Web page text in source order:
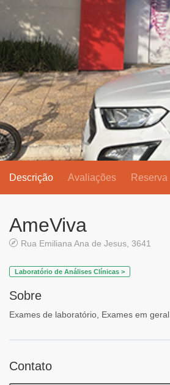
Descrição Avaliações Reserva
AmeViva
Rua Emiliana Ana de Jesus, 3641
Laboratório de Análises Clínicas >
Sobre
Exames de laboratório, Exames em geral
Contato